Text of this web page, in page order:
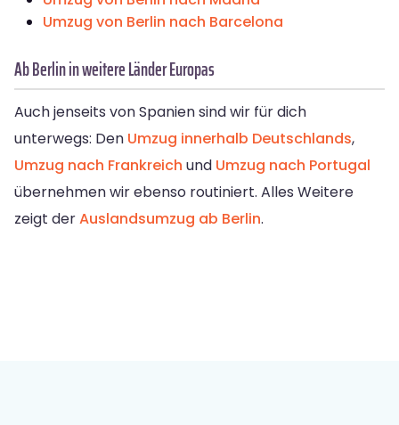
Umzug von Berlin nach Barcelona
Ab Berlin in weitere Länder Europas
Auch jenseits von Spanien sind wir für dich
unterwegs: Den Umzug innerhalb Deutschlands,
Umzug nach Frankreich und Umzug nach Portugal
übernehmen wir ebenso routiniert. Alles Weitere
zeigt derAuslandsumzug ab Berlin.